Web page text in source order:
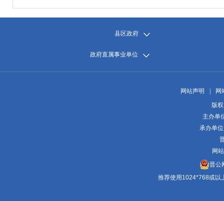
县区政府
政府直属事业单位
网站声明
网
版
主办单
承办单
网
晋公
推荐使用1024*768或以